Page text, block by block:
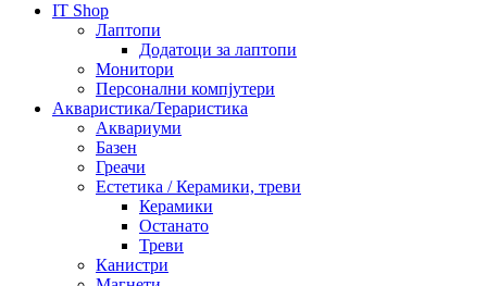
IT Shop
Лаптопи
Додатоци за лаптопи
Монитори
Персонални компјутери
Акваристика/Тераристика
Аквариуми
Базен
Греачи
Естетика / Керамики, треви
Керамики
Останато
Треви
Канистри